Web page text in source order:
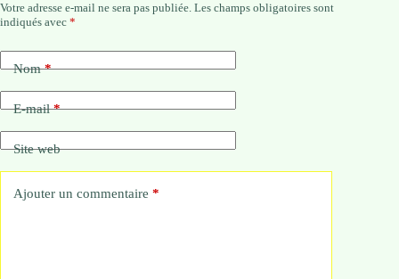
Votre adresse e-mail ne sera pas publiée. Les champs obligatoires sont
indiqués avec *
Nom*
E-mail*
Site web
Ajouter un commentaire *